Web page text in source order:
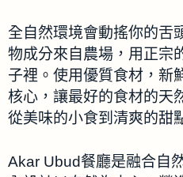
全自然環境會動搖你的舌
物成分來自農場，用正宗
子裡。使用優質食材，新
核心，讓最好的食材的天
從美味的小食到清爽的甜
Akar Ubud餐廳是融合自